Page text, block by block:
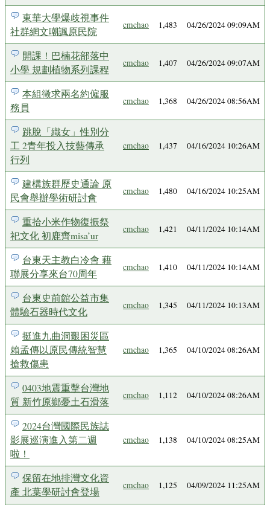
東華大學爆歧視事件
社群網文嘲諷原民院
cmchao 1,483 04/26/2024 09:09AM
開課！巴楠花部落中
小學 規劃植物系列課程
cmchao 1,407 04/26/2024 09:07AM
本組徵求兩名約僱服
務員
cmchao 1,368 04/26/2024 08:56AM
跳脫「織女」性別分
工 2青年投入技藝傳承
行列
cmchao 1,437 04/16/2024 10:26AM
建構族群歷史通論 原
民會舉辦學術研討會
cmchao 1,480 04/16/2024 10:25AM
重拾小米作物復振祭
祀文化 初鹿齊misa’ur
cmchao 1,421 04/11/2024 10:14AM
台東天主教白冷會 藉
聯展分享來台70周年
cmchao 1,410 04/11/2024 10:14AM
台東史前館公益市集
體驗石器時代文化
cmchao 1,345 04/11/2024 10:13AM
挺進九曲洞艱困災區
賴孟傳以原民傳統智慧
搶救傷患
cmchao 1,365 04/10/2024 08:26AM
0403地震重擊台灣地
質 新竹原鄉憂土石滑落
cmchao 1,112 04/10/2024 08:26AM
2024台灣國際民族誌
影展巡演進入第二週
啦！
cmchao 1,138 04/10/2024 08:25AM
保留在地排灣文化資
產 北葉學研討會登場
cmchao 1,125 04/09/2024 11:25AM